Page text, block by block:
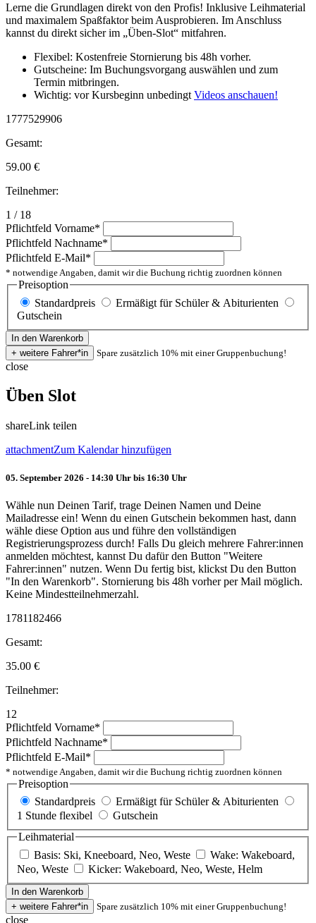
Lerne die Grundlagen direkt von den Profis! Inklusive Leihmaterial
und maximalem Spaßfaktor beim Ausprobieren. Im Anschluss
kannst du direkt sicher im „Üben-Slot“ mitfahren.
Flexibel: Kostenfreie Stornierung bis 48h vorher.
Gutscheine: Im Buchungsvorgang auswählen und zum
Termin mitbringen.
Wichtig: vor Kursbeginn unbedingt Videos anschauen!
1777529906
Gesamt:
59.00 €
Teilnehmer:
1 / 18
Pflichtfeld Vorname*
Pflichtfeld Nachname*
Pflichtfeld E-Mail*
* notwendige Angaben, damit wir die Buchung richtig zuordnen können
Preisoption
Standardpreis
Ermäßigt für Schüler & Abiturienten
Gutschein
Spare zusätzlich 10% mit einer Gruppenbuchung!
close
Üben Slot
shareLink teilen
attachmentZum Kalendar hinzufügen
05. September 2026 - 14:30 Uhr bis 16:30 Uhr
Wähle nun Deinen Tarif, trage Deinen Namen und Deine
Mailadresse ein! Wenn du einen Gutschein bekommen hast, dann
wähle diese Option aus und führe den vollständigen
Registrierungsprozess durch! Falls Du gleich mehrere Fahrer:innen
anmelden möchtest, kannst Du dafür den Button "Weitere
Fahrer:innen" nutzen. Wenn Du fertig bist, klickst Du den Button
"In den Warenkorb". Stornierung bis 48h vorher per Mail möglich.
Keine Mindestteilnehmerzahl.
1781182466
Gesamt:
35.00 €
Teilnehmer:
12
Pflichtfeld Vorname*
Pflichtfeld Nachname*
Pflichtfeld E-Mail*
* notwendige Angaben, damit wir die Buchung richtig zuordnen können
Preisoption
Standardpreis
Ermäßigt für Schüler & Abiturienten
1 Stunde flexibel
Gutschein
Leihmaterial
Basis: Ski, Kneeboard, Neo, Weste
Wake: Wakeboard,
Neo, Weste
Kicker: Wakeboard, Neo, Weste, Helm
Spare zusätzlich 10% mit einer Gruppenbuchung!
close